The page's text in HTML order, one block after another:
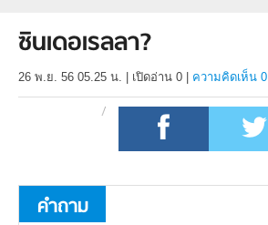
ซินเดอเรลลา?
26 พ.ย. 56 05.25 น. เปิดอ่าน 0 ความคิดเห็น 0
คำถาม